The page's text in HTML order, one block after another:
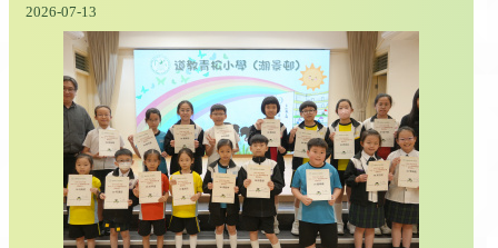
2026-07-13